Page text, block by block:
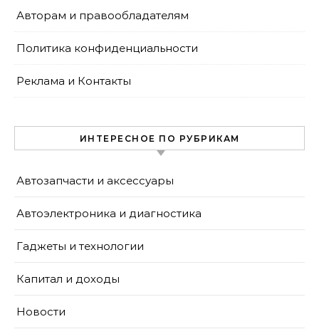
Авторам и правообладателям
Политика конфиденциальности
Реклама и Контакты
ИНТЕРЕСНОЕ ПО РУБРИКАМ
Автозапчасти и аксессуары
Автоэлектроника и диагностика
Гаджеты и технологии
Капитал и доходы
Новости